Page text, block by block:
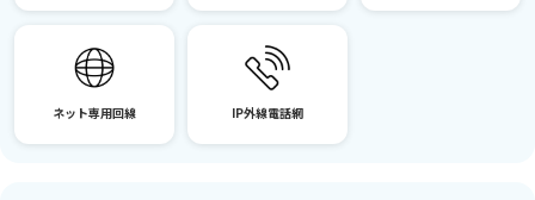
ネット専用回線 IP外線電話網